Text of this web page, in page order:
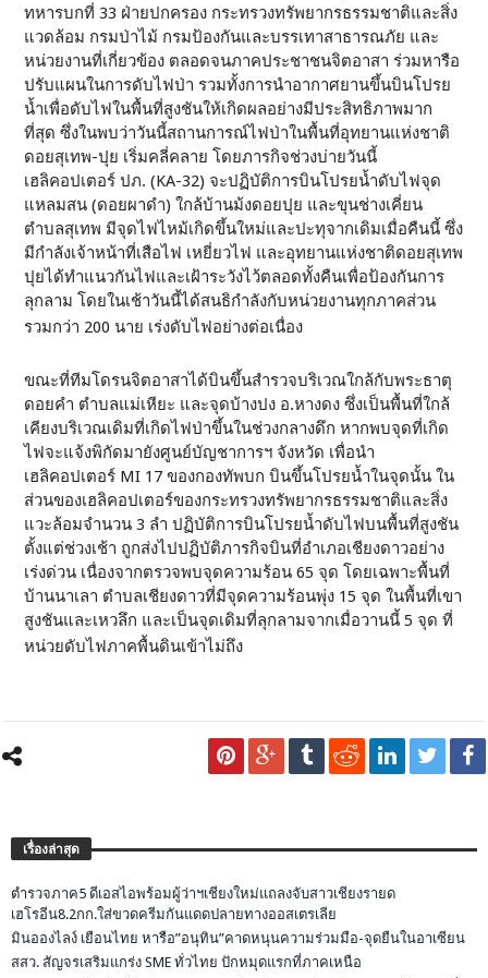
ทหารบกที่ 33 ฝ่ายปกครอง กระทรวงทรัพยากรธรรมชาติและสิ่ง
แวดล้อม กรมป่าไม้ กรมป้องกันและบรรเทาสาธารณภัย และ
หน่วยงานที่เกี่ยวข้อง ตลอดจนภาคประชาชนจิตอาสา ร่วมหารือ
ปรับแผนในการดับไฟป่า รวมทั้งการนำอากาศยานขึ้นบินโปรย
น้ำเพื่อดับไฟในพื้นที่สูงชันให้เกิดผลอย่างมีประสิทธิภาพมาก
ที่สุด ซึ่งในพบว่าวันนี้สถานการณ์ไฟป่าในพื้นที่อุทยานแห่งชาติ
ดอยสุเทพ-ปุย เริ่มคลี่คลาย โดยภารกิจช่วงบ่ายวันนี้
เฮลิคอปเตอร์ ปภ. (KA-32) จะปฏิบัติการบินโปรยน้ำดับไฟจุด
แหลมสน (ดอยผาดำ) ใกล้บ้านม้งดอยปุย และขุนช่างเคี่ยน
ตำบลสุเทพ มีจุดไฟไหม้เกิดขึ้นใหม่และปะทุจากเดิมเมื่อคืนนี้ ซึ่ง
มีกำลังเจ้าหน้าที่เสือไฟ เหยี่ยวไฟ และอุทยานแห่งชาติดอยสุเทพ
ปุยได้ทำแนวกันไฟและเฝ้าระวังไว้ตลอดทั้งคืนเพื่อป้องกันการ
ลุกลาม โดยในเช้าวันนี้ได้สนธิกำลังกับหน่วยงานทุกภาคส่วน
รวมกว่า 200 นาย เร่งดับไฟอย่างต่อเนื่อง
ขณะที่ทีมโดรนจิตอาสาได้บินขึ้นสำรวจบริเวณใกล้กับพระธาตุ
ดอยคำ ตำบลแม่เหียะ และจุดบ้างปง อ.หางดง ซึ่งเป็นพื้นที่ใกล้
เคียงบริเวณเดิมที่เกิดไฟป่าขึ้นในช่วงกลางดึก หากพบจุดที่เกิด
ไฟจะแจ้งพิกัดมายังศูนย์บัญชาการฯ จังหวัด เพื่อนำ
เฮลิคอปเตอร์ MI 17 ของกองทัพบก บินขึ้นโปรยน้ำในจุดนั้น ใน
ส่วนของเฮลิคอปเตอร์ของกระทรวงทรัพยากรธรรมชาติและสิ่ง
แวะล้อมจำนวน 3 ลำ ปฏิบัติการบินโปรยน้ำดับไฟบนพื้นที่สูงชัน
ตั้งแต่ช่วงเช้า ถูกส่งไปปฏิบัติภารกิจบินที่อำเภอเชียงดาวอย่าง
เร่งด่วน เนื่องจากตรวจพบจุดความร้อน 65 จุด โดยเฉพาะพื้นที่
บ้านนาเลา ตำบลเชียงดาวที่มีจุดความร้อนพุ่ง 15 จุด ในพื้นที่เขา
สูงชันและเหวลึก และเป็นจุดเดิมที่ลุกลามจากเมื่อวานนี้ 5 จุด ที่
หน่วยดับไฟภาคพื้นดินเข้าไม่ถึง
เรื่องล่าสุด
ตำรวจภาค5 ดีเอสไอพร้อมผู้ว่าฯเชียงใหม่แถลงจับสาวเชียงรายด
เฮโรอีน8.2กก.ใส่ขวดครีมกันแดดปลายทางออสเตรเลีย
มินอองไลง์ เยือนไทย หารือ”อนุทิน”คาดหนุนความร่วมมือ-จุดยืนในอาเซียน
สสว. สัญจรเสริมแกร่ง SME ทั่วไทย ปักหมุดแรกที่ภาคเหนือ